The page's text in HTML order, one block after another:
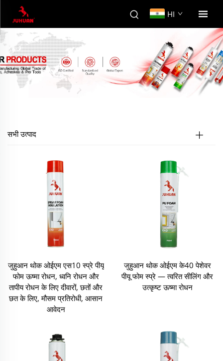
HI
सभी उत्पाद
जुहुआन थोक ओईएम एस10 स्प्रे पीयू
फोम ऊष्मा रोधन, ध्वनि रोधन और
तापीय रोधन के लिए दीवारों, छतों और
छत के लिए, मौसम प्रतिरोधी, आसान
आवेदन
जुहुआन थोक ओईएम के40 पेशेवर
पीयू फोम स्प्रे — त्वरित सीलिंग और
उत्कृष्ट ऊष्मा रोधन